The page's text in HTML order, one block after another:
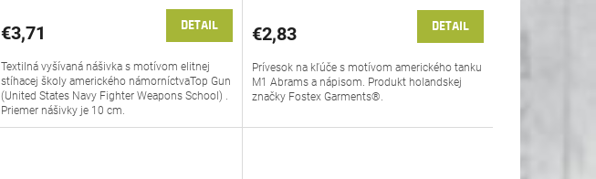
€3,71 DETAIL
Textilná vyšívaná nášivka s motívom elitnej
stíhacej školy amerického námorníctvaTop Gun
(United States Navy Fighter Weapons School) .
Priemer nášivky je 10 cm.
€2,83 DETAIL
Prívesok na kľúče s motívom amerického tanku
M1 Abrams a nápisom. Produkt holandskej
značky Fostex Garments®.